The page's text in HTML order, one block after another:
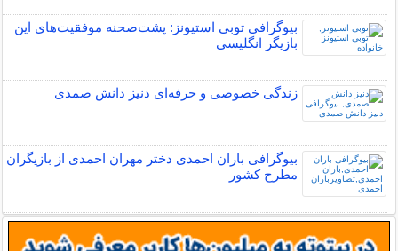
بیوگرافی توبی استیونز: پشت‌صحنه موفقیت‌های این
بازیگر انگلیسی
زندگی خصوصی و حرفه‌ای دنیز دانش صمدی
بیوگرافی باران احمدی دختر مهران احمدی از بازیگران
مطرح کشور